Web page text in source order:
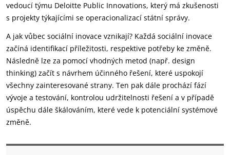
vedoucí týmu Deloitte Public Innovations, který má zkušenosti
s projekty týkajícími se operacionalizací státní správy.
A jak vůbec sociální inovace vznikají? Každá sociální inovace
začíná identifikací příležitosti, respektive potřeby ke změně.
Následně lze za pomocí vhodných metod (např. design
thinking) začít s návrhem účinného řešení, které uspokojí
všechny zainteresované strany. Ten pak dále prochází fází
vývoje a testování, kontrolou udržitelnosti řešení a v případě
úspěchu dále škálováním, které vede k potenciální systémové
změně.